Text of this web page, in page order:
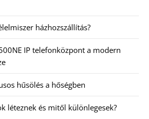
házhozszállítás?
IP telefonközpont a modern
hűsölés a hőségben
léteznek és mitől különlegesek?